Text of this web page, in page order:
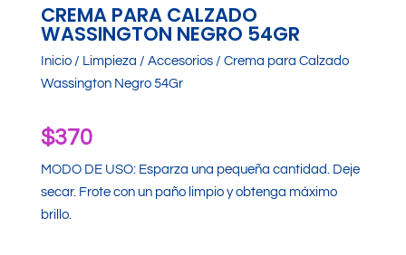
CREMA PARA CALZADO
WASSINGTON NEGRO 54GR
Inicio/ Limpieza / Accesorios/ Crema para Calzado
Wassington Negro 54Gr
$370
MODO DE USO: Esparza una pequeña cantidad. Deje
secar. Frote con un paño limpio y obtenga máximo
brillo.